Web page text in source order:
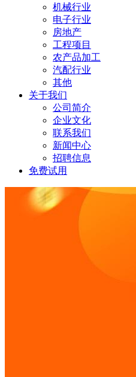
机械行业
电子行业
房地产
工程项目
农产品加工
汽配行业
其他
关于我们
公司简介
企业文化
联系我们
新闻中心
招聘信息
免费试用